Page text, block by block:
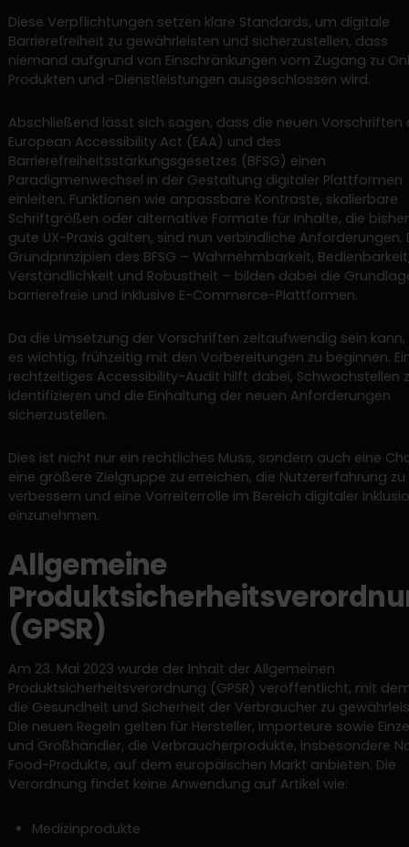
Diese Verpflichtungen setzen klare Standards, um digitale
Barrierefreiheit zu gewährleisten und sicherzustellen, dass
niemand aufgrund von Einschränkungen vom Zugang zu
Produkten und -Dienstleistungen ausgeschlossen wird.
Abschließend lässt sich sagen, dass die neuen Vorschriften
European Accessibility Act (EAA) und des
Barrierefreiheitsstärkungsgesetzes (BFSG) einen
Paradigmenwechsel in der Gestaltung digitaler Plattformen
einleiten. Funktionen wie anpassbare Kontraste, skalierbare
Schriftgrößen oder alternative Formate für Inhalte, die
gute UX-Praxis galten, sind nun verbindliche Anforderungen.
Grundprinzipien des BFSG – Wahrnehmbarkeit,
Verständlichkeit und Robustheit – bilden dabei die
barrierefreie und inklusive E-Commerce-Plattformen.
Da die Umsetzung der Vorschriften zeitaufwendig sein kann,
es wichtig, frühzeitig mit den Vorbereitungen zu beginnen.
rechtzeitiges Accessibility-Audit hilft dabei, Schwachstellen
identifizieren und die Einhaltung der neuen Anforderungen
sicherzustellen.
Dies ist nicht nur ein rechtliches Muss, sondern auch eine
eine größere Zielgruppe zu erreichen, die Nutzererfahrung zu
verbessern und eine Vorreiterrolle im Bereich digitaler
einzunehmen.
Allgemeine
(GPSR)
Am 23. Mai 2023 wurde der Inhalt der Allgemeinen
Produktsicherheitsverordnung (GPSR) veröffentlicht, mit
die Gesundheit und Sicherheit der Verbraucher zu
Die neuen Regeln gelten für Hersteller, Importeure sowie
und Großhändler, die Verbraucherprodukte, insbesondere
Food-Produkte, auf dem europäischen Markt anbieten. Die
Verordnung findet keine Anwendung auf Artikel wie:
Medizinprodukte